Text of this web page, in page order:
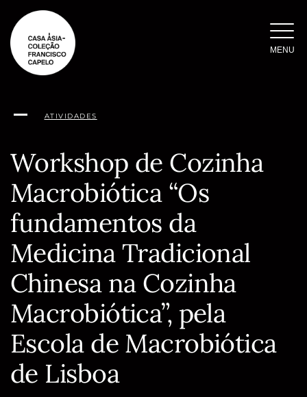
para
conteúdo
MENU
ATIVIDADES
Workshop de Cozinha
Macrobiótica “Os
fundamentos da
Medicina Tradicional
Chinesa na Cozinha
Macrobiótica”, pela
Escola de Macrobiótica
de Lisboa